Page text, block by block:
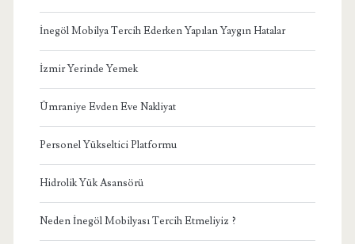
İnegöl Mobilya Tercih Ederken Yapılan Yaygın Hatalar
İzmir Yerinde Yemek
Ümraniye Evden Eve Nakliyat
Personel Yükseltici Platformu
Hidrolik Yük Asansörü
Neden İnegöl Mobilyası Tercih Etmeliyiz ?